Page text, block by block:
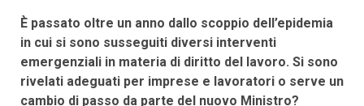
È passato oltre un anno dallo scoppio dell’epidemia
in cui si sono susseguiti diversi interventi
emergenziali in materia di diritto del lavoro. Si sono
rivelati adeguati per imprese e lavoratori o serve un
cambio di passo da parte del nuovo Ministro?